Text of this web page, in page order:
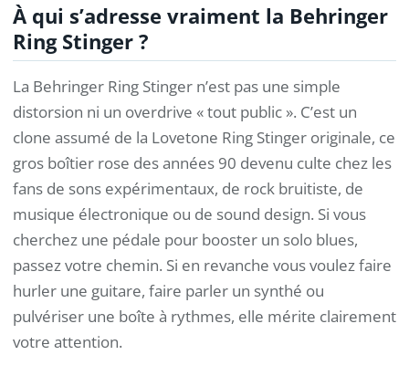
À qui s’adresse vraiment la Behringer
Ring Stinger ?
La Behringer Ring Stinger n’est pas une simple
distorsion ni un overdrive « tout public ». C’est un
clone assumé de la Lovetone Ring Stinger originale, ce
gros boîtier rose des années 90 devenu culte chez les
fans de sons expérimentaux, de rock bruitiste, de
musique électronique ou de sound design. Si vous
cherchez une pédale pour booster un solo blues,
passez votre chemin. Si en revanche vous voulez faire
hurler une guitare, faire parler un synthé ou
pulvériser une boîte à rythmes, elle mérite clairement
votre attention.